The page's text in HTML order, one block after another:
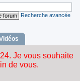
Recherche avancée